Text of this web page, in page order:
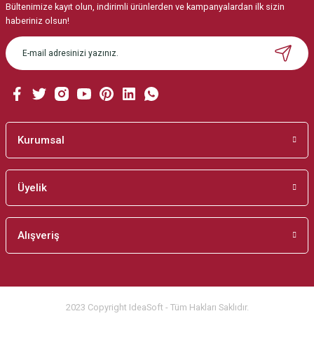
Ürün resmi kalitesiz, bozuk veya görüntülenemiyor.
Ürün açıklamasında eksik bilgiler bulunuyor.
Ürün bilgilerinde hatalar bulunuyor.
Bu ürüne benzer farklı alternatifler olmalı.
Bültenimize kayıt olun, indirimli ürünlerden ve kampanyalardan ilk sizin
haberiniz olsun!
Kurumsal
Üyelik
Alışveriş
2023 Copyright IdeaSoft - Tüm Hakları Saklıdır.